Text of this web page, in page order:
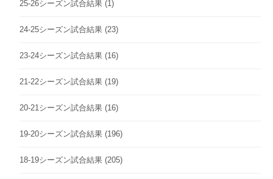
25-26シーズン試合結果 (1)
24-25シーズン試合結果 (23)
23-24シーズン試合結果 (16)
21-22シーズン試合結果 (19)
20-21シーズン試合結果 (16)
19-20シーズン試合結果 (196)
18-19シーズン試合結果 (205)